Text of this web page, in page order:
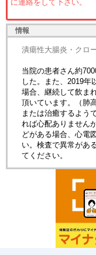
に連絡をして下さい。
情報
潰瘍性大腸炎・クロ
当院の患者さん約
した。また、2019年
場合、継続して飲ま
頂いています。（肺
または治癒するよう
れば心配ありません
どがある場合、心電
い。検査で異常があ
てください。